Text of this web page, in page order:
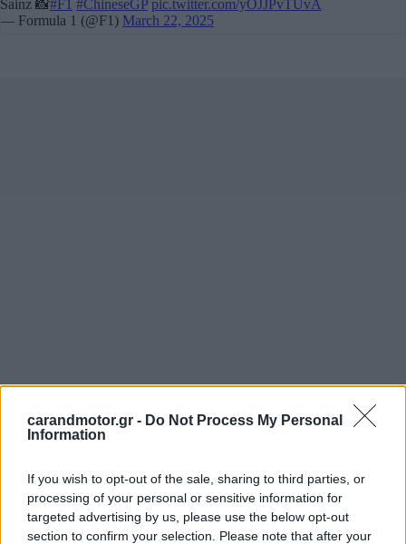
carandmotor.gr - Do Not Process My Personal
Information
If you wish to opt-out of the sale, sharing to third parties, or
processing of your personal or sensitive information for
targeted advertising by us, please use the below opt-out
section to confirm your selection. Please note that after your